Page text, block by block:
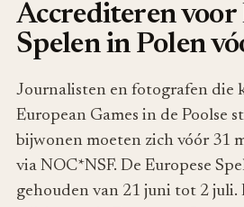
Accrediteren voor
Spelen in Polen
Journalisten en fotografen die
European Games in de Poolse
bijwonen moeten zich vóór 31
via NOC*NSF. De Europese
gehouden van 21 juni tot 2 juli.